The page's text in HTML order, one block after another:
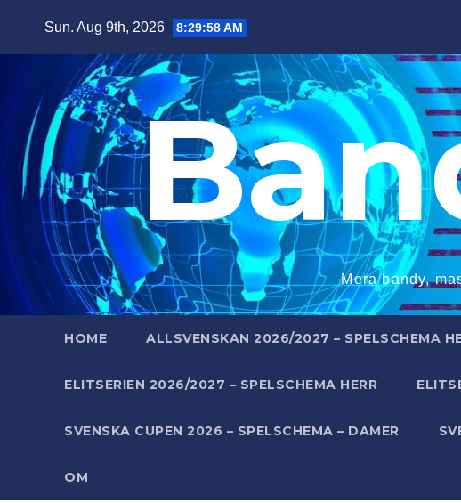
Sun. Aug 9th, 2026 8:29:59 AM
Mera bandy,
HOME ALLSVENSKAN 2026/2027 – SPELSCHEMA
ELITSERIEN 2026/2027 – SPELSCHEMA HERR
SVENSKA CUPEN 2026 – SPELSCHEMA – DAMER
OM